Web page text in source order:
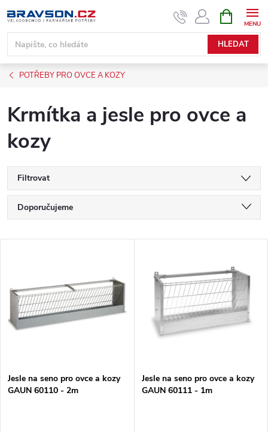
na
obsah
HLEDAT
NÁKUPNÍ
KOŠÍK
POTŘEBY PRO OVCE A KOZY
Krmítka a jesle pro ovce a
kozy
Filtrovat
Ř
a
e
n
p
Doporučujeme
Abecedně
ý
p
s
p
Jesle na seno pro ovce a kozy
GAUN 60110 - 2m
Jesle na seno pro ovce a kozy
GAUN 60111 - 1m